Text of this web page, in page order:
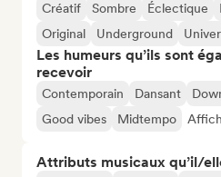
Créatif Sombre Éclectique
Original
Underground
Les humeurs qu’ils sont
recevoir
Contemporain Dansant
Good vibes
Midtempo
Attributs musicaux qu’il/